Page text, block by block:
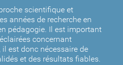
scientifique et
années de recherche en
pédagogie. Il est important
concernant
il est donc nécessaire de
et des résultats fiables.